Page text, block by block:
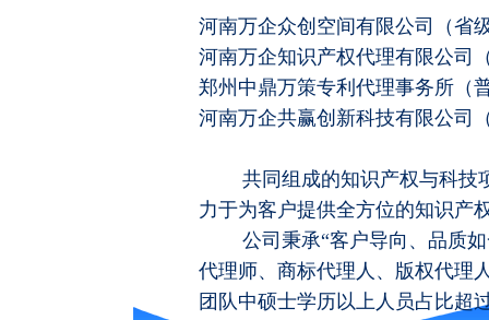
河南万企众创空间有限公司（省
河南万企知识产权代理有限公司
郑州中鼎万策专利代理事务所（
河南万企共赢创新科技有限公司
共同组成的知识产权与科技项
力于为客户提供全方位的知识产
公司秉承“客户导向、品质如
代理师、商标代理人、版权代理
团队中硕士学历以上人员占比超